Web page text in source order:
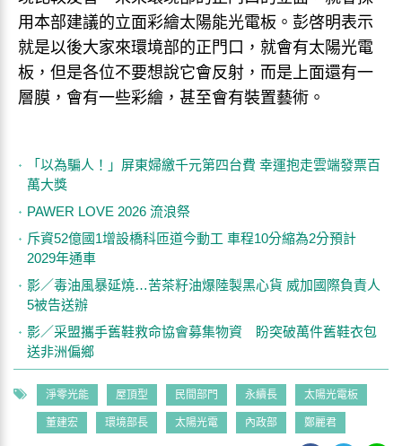
用本部建議的立面彩繪太陽能光電板。彭啓明表示
就是以後大家來環境部的正門口，就會有太陽光電
板，但是各位不要想說它會反射，而是上面還有一
層膜，會有一些彩繪，甚至會有裝置藝術。
「以為騙人！」屏東婦繳千元第四台費 幸運抱走雲端發票百
萬大獎
PAWER LOVE 2026 流浪祭
斥資52億國1增設橋科匝道今動工 車程10分縮為2分預計
2029年通車
影／毒油風暴延燒…苦茶籽油爆陸製黑心貨 威加國際負責人
5被告送辦
影／采盟攜手舊鞋救命協會募集物資 盼突破萬件舊鞋衣包
送非洲偏鄉
淨零光能 屋頂型 民間部門 永續長 太陽光電板
董建宏 環境部長 太陽光電 內政部 鄭麗君